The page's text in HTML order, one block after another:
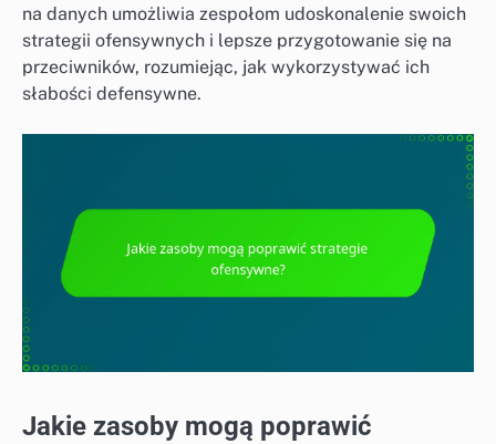
na danych umożliwia zespołom udoskonalenie swoich
strategii ofensywnych i lepsze przygotowanie się na
przeciwników, rozumiejąc, jak wykorzystywać ich
słabości defensywne.
Jakie zasoby mogą poprawić